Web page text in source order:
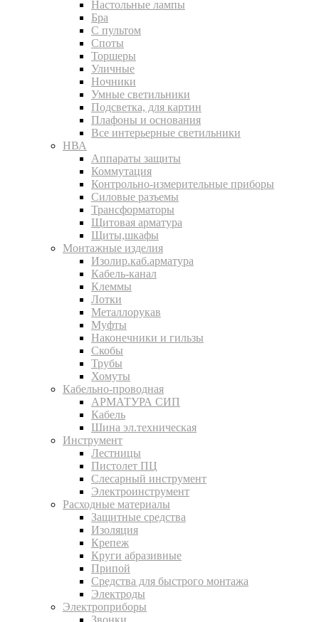
Настольные лампы
Бра
С пультом
Споты
Торшеры
Уличные
Ночники
Умные светильники
Подсветка, для картин
Плафоны и основания
Все интерьерные светильники
НВА
Аппараты защиты
Коммутация
Контрольно-измерительные приборы
Силовые разъемы
Трансформаторы
Щитовая арматура
Щиты,шкафы
Монтажные изделия
Изолир.каб.арматура
Кабель-канал
Клеммы
Лотки
Металлорукав
Муфты
Наконечники и гильзы
Скобы
Трубы
Хомуты
Кабельно-проводная
АРМАТУРА СИП
Кабель
Шина эл.техническая
Инструмент
Лестницы
Пистолет ПЦ
Слесарный инструмент
Электроинструмент
Расходные материалы
Защитные средства
Изоляция
Крепеж
Круги абразивные
Припой
Средства для быстрого монтажа
Электроды
Электроприборы
Звонки